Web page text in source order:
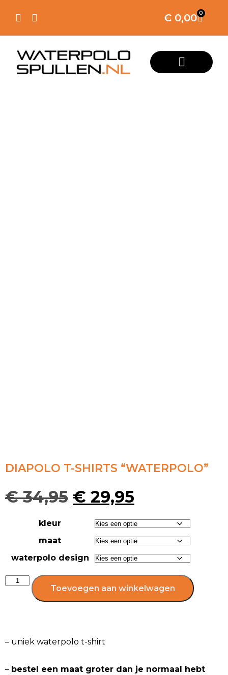
€ 0,00 0
DIAPOLO T-SHIRTS “WATERPOLO”
€34,95 € 29,95
kleur
maat
waterpolo design
Toevoegen aan winkelwagen
– uniek waterpolo t-shirt
– bestel een maat groter dan je normaal hebt